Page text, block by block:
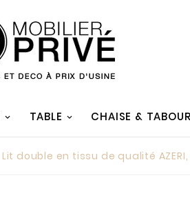
TABLE CHAISE &
Lit double en tissu de qualité